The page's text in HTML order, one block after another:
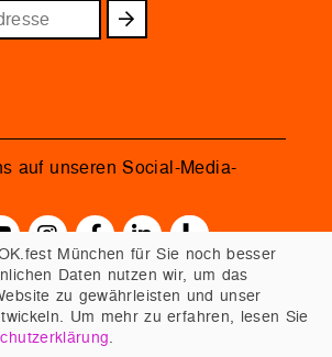
auf unseren Social-Media-
München für Sie noch besser
Daten nutzen wir, um das
zu gewährleisten und unser
Um mehr zu erfahren, lesen Sie
.